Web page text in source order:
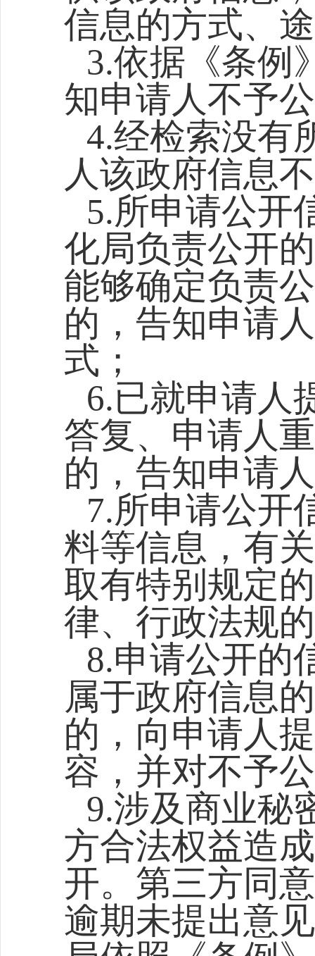
信息的方式、
3.依据《条例
知申请人不予
4.经检索没有
人该政府信息
5.所申请公开
化局负责公开
能够确定负责
的，告知申请
式；
6.已就申请人
答复、申请人
的，告知申请
7.所申请公开
料等信息，有
取有特别规定
律、行政法规
8.申请公开的
属于政府信息
的，向申请人
容，并对不予
9.涉及商业秘
方合法权益造
开。第三方同
逾期未提出意